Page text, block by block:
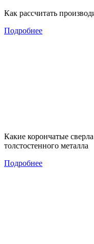
Как рассчитать
Подробнее
Какие корончатые
толстостенного металла
Подробнее